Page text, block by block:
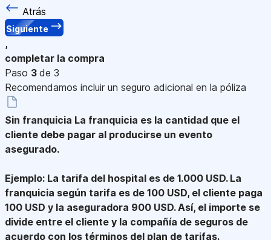
Atrás
Siguiente
,
completar la compra
Paso 3 de 3
Recomendamos incluir un seguro adicional en la póliza
Sin franquicia La franquicia es la cantidad que el
cliente debe pagar al producirse un evento
asegurado.
Ejemplo: La tarifa del hospital es de 1.000 USD. La
franquicia según tarifa es de 100 USD, el cliente paga
100 USD y la aseguradora 900 USD. Así, el importe se
divide entre el cliente y la compañía de seguros de
acuerdo con los términos del plan de tarifas.